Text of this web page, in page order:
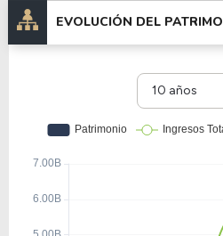
EVOLUCIÓN DEL
10 años